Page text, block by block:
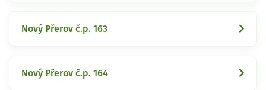
Nový Přerov č.p. 163
Nový Přerov č.p. 164